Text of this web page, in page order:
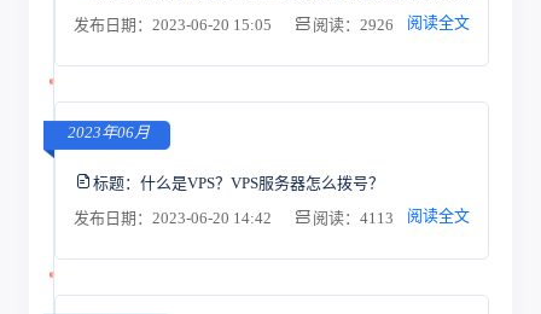
发布日期：2023-06-20 15:05
阅读：2926 阅读全文
2023年06月
标题： 什么是VPS？VPS服务器怎么拨号？
发布日期：2023-06-20 14:42
阅读：4113 阅读全文